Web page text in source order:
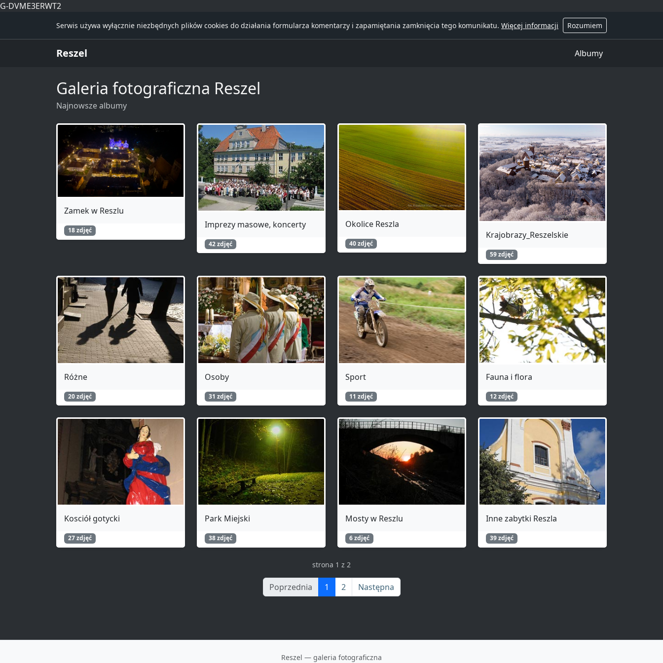
G-DVME3ERWT2
Serwis używa wyłącznie niezbędnych plików cookies do działania formularza komentarzy i zapamiętania zamknięcia tego komunikatu. Więcej informacji Rozumiem
Reszel Albumy
Galeria fotograficzna Reszel
Najnowsze albumy
Zamek w Reszlu
18 zdjęć
Imprezy masowe, koncerty
42 zdjęć
Okolice Reszla
40 zdjęć
Krajobrazy_Reszelskie
59 zdjęć
Różne
20 zdjęć
Osoby
31 zdjęć
Sport
11 zdjęć
Fauna i flora
12 zdjęć
Kosciół gotycki
27 zdjęć
Park Miejski
38 zdjęć
Mosty w Reszlu
6 zdjęć
Inne zabytki Reszla
39 zdjęć
strona 1 z 2
Poprzednia 1 2 Następna
Reszel — galeria fotograficzna